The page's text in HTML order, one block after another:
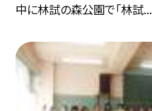
中に林試の森公園で「林試...